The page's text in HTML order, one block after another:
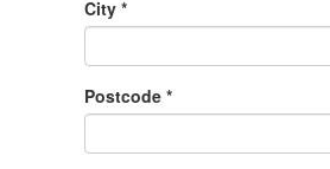
City *
Postcode *